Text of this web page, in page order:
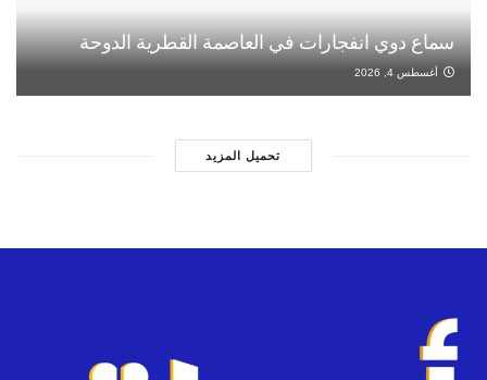
سماع دوي انفجارات في العاصمة القطرية الدوحة
أغسطس 4, 2026
تحميل المزيد